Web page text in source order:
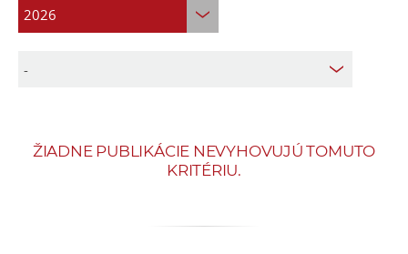
í
c
ŽIADNE PUBLIKÁCIE NEVYHOVUJÚ TOMUTO
KRITÉRIU.